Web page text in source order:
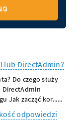
lub DirectAdmin?
Do czego służy
DirectAdmin
Jak zacząć kor......
odpowiedzi